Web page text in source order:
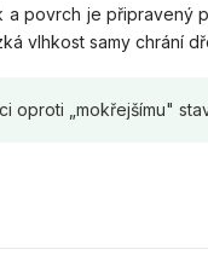
a povrch je připravený
vlhkost samy chrání
oproti „mokřejšímu"